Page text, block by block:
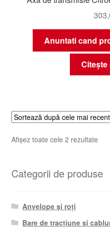
Anuntati cand
Citește
Afișez toate cele 2 rezultate
mai
Categorii de produse
Anvelope și roți
Bare de tracțiune și